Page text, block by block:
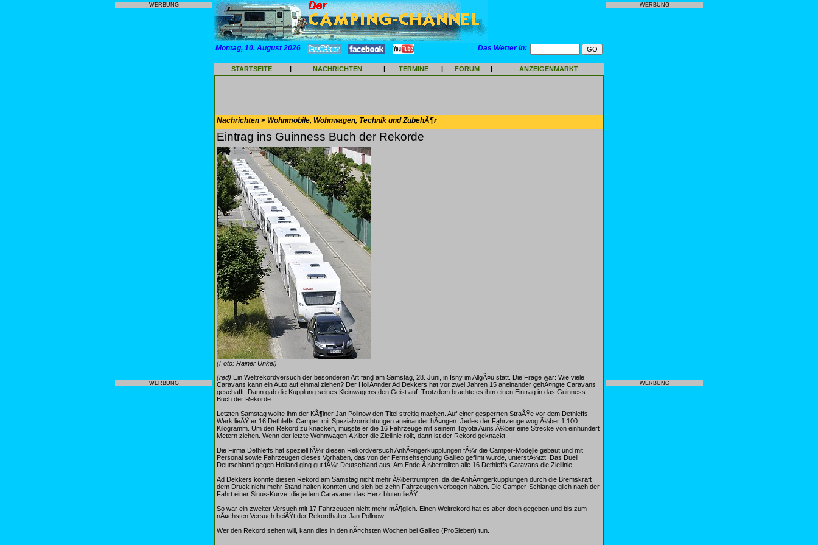
WERBUNG
WERBUNG
Montag, 10. August 2026 Das Wetter in:
STARTSEITE | NACHRICHTEN | TERMINE | FORUM | ANZEIGENMARKT
Nachrichten > Wohnmobile, Wohnwagen, Technik und ZubehÃ¶r
Eintrag ins Guinness Buch der Rekorde
(Foto: Rainer Unkel)
(red) Ein Weltrekordversuch der besonderen Art fand am Samstag, 28. Juni, in Isny im AllgÃ¤u statt. Die Frage war: Wie viele
Caravans kann ein Auto auf einmal ziehen? Der HollÃ¤nder Ad Dekkers hat vor zwei Jahren 15 aneinander gehÃ¤ngte Caravans
geschafft. Dann gab die Kupplung seines Kleinwagens den Geist auf. Trotzdem brachte es ihm einen Eintrag in das Guinness
Buch der Rekorde.
Letzten Samstag wollte ihm der KÃ¶lner Jan Pollnow den Titel streitig machen. Auf einer gesperrten StraÃŸe vor dem Dethleffs
Werk lieÃŸ er 16 Dethleffs Camper mit Spezialvorrichtungen aneinander hÃ¤ngen. Jedes der Fahrzeuge wog Ã¼ber 1.100
Kilogramm. Um den Rekord zu knacken, musste er die 16 Fahrzeuge mit seinem Toyota Auris Ã¼ber eine Strecke von einhundert
Metern ziehen. Wenn der letzte Wohnwagen Ã¼ber die Ziellinie rollt, dann ist der Rekord geknackt.
Die Firma Dethleffs hat speziell fÃ¼r diesen Rekordversuch AnhÃ¤ngerkupplungen fÃ¼r die Camper-Modelle gebaut und mit
Personal sowie Fahrzeugen dieses Vorhaben, das von der Fernsehsendung Galileo gefilmt wurde, unterstÃ¼tzt. Das Duell
Deutschland gegen Holland ging gut fÃ¼r Deutschland aus: Am Ende Ã¼berrollten alle 16 Dethleffs Caravans die Ziellinie.
Ad Dekkers konnte diesen Rekord am Samstag nicht mehr Ã¼bertrumpfen, da die AnhÃ¤ngerkupplungen durch die Bremskraft
dem Druck nicht mehr Stand halten konnten und sich bei zehn Fahrzeugen verbogen haben. Die Camper-Schlange glich nach der
Fahrt einer Sinus-Kurve, die jedem Caravaner das Herz bluten lieÃŸ.
So war ein zweiter Versuch mit 17 Fahrzeugen nicht mehr mÃ¶glich. Einen Weltrekord hat es aber doch gegeben und bis zum
nÃ¤chsten Versuch heiÃŸt der Rekordhalter Jan Pollnow.
Wer den Rekord sehen will, kann dies in den nÃ¤chsten Wochen bei Galileo (ProSieben) tun.
WERBUNG
WERBUNG